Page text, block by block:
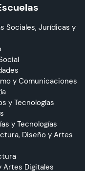
Sociales, Jurídicas y
y Comunicaciones
y Tecnologías
y Tecnologías
Diseño y Artes
Artes Digitales